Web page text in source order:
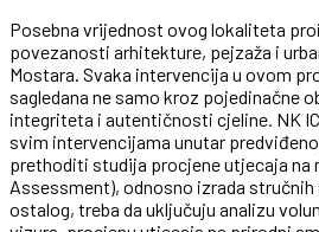
Posebna vrijednost ovog lokaliteta
povezanosti arhitekture, pejzaža i
Mostara. Svaka intervencija u ovom
sagledana ne samo kroz pojedinačne
integriteta i autentičnosti cjeline. NK
svim intervencijama unutar
prethoditi studija procjene utjecaja na
Assessment), odnosno izrada
ostalog, treba da uključuju analizu